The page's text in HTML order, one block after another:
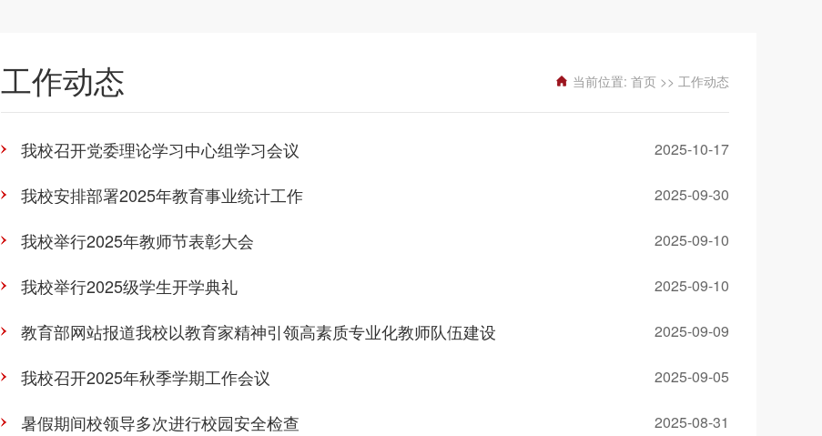
工作动态 当前位置: 首页 >> 工作动态
我校召开党委理论学习中心组学习会议 2025-10-17
我校安排部署2025年教育事业统计工作 2025-09-30
我校举行2025年教师节表彰大会 2025-09-10
我校举行2025级学生开学典礼 2025-09-10
教育部网站报道我校以教育家精神引领高素质专业化教师队伍建设 2025-09-09
我校召开2025年秋季学期工作会议 2025-09-05
暑假期间校领导多次进行校园安全检查 2025-08-31